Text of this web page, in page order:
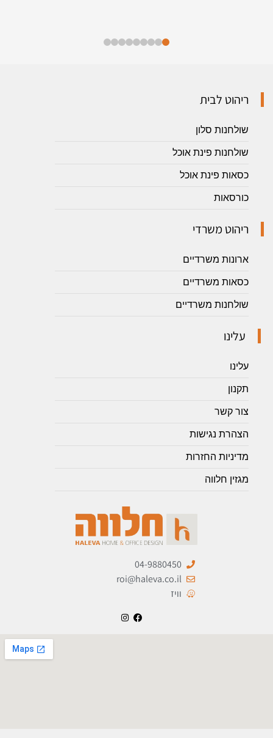
ריהוט לבית
שולחנות סלון
שולחנות פינת אוכל
כסאות פינת אוכל
כורסאות
ריהוט משרדי
ארונות משרדיים
כסאות משרדיים
שולחנות משרדיים
עלינו
עלינו
תקנון
צור קשר
הצהרת נגישות
מדיניות החזרות
מגזין חלווה
04-9880450
roi@haleva.co.il
וויז